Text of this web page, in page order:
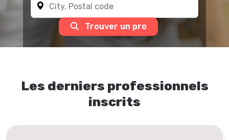
Trouver un pro
Les derniers professionnels
inscrits